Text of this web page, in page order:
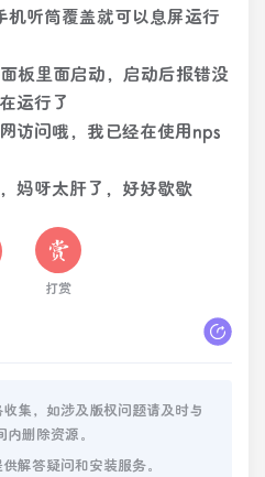
机听筒覆盖就可以息屏运行
板里面启动，启动后报错没
运行了
访问哦，我已经在使用nps
妈呀太肝了，好好歇歇
打赏
集，如涉及版权问题请及时与
删除资源。
解答疑问和安装服务。